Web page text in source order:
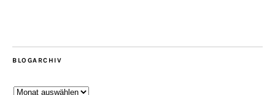
BLOGARCHIV
Blogarchiv